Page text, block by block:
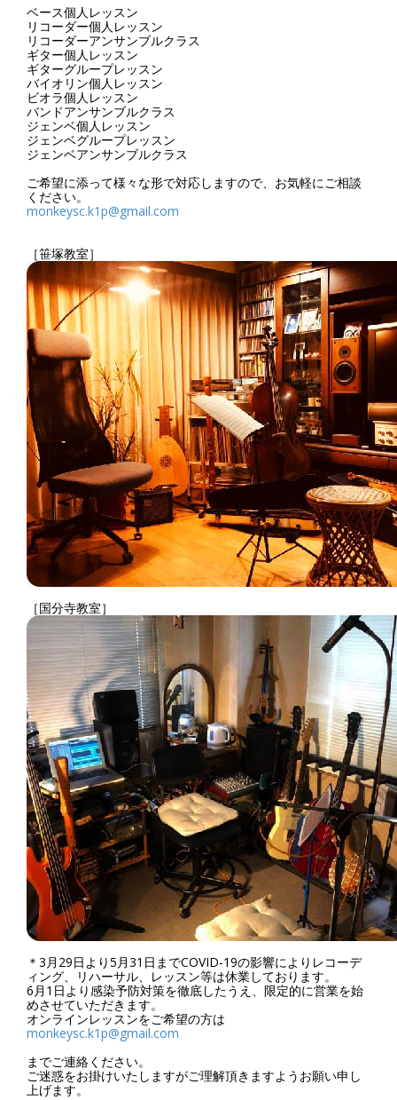
ベース個人レッスン
リコーダー個人レッスン
リコーダーアンサンブルクラス
ギター個人レッスン
ギターグループレッスン
バイオリン個人レッスン
ビオラ個人レッスン
バンドアンサンブルクラス
ジェンベ個人レッスン
ジェンベグループレッスン
ジェンベアンサンブルクラス
ご希望に添って様々な形で対応しますので、お気軽にご相談
ください。
monkeysc.k1p@gmail.com
［笹塚教室］
［国分寺教室］
＊3月29日より5月31日までCOVID-19の影響によりレコーデ
ィング、リハーサル、レッスン等は休業しております。
6月1日より感染予防対策を徹底したうえ、限定的に営業を始
めさせていただきます。
オンラインレッスンをご希望の方は
monkeysc.k1p@gmail.com
までご連絡ください。
ご迷惑をお掛けいたしますがご理解頂きますようお願い申し
上げます。